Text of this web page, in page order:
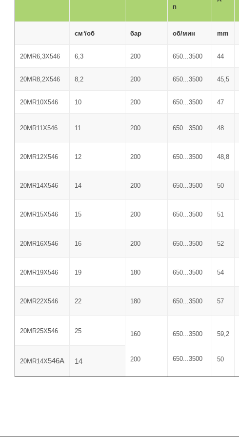
n
см³/об бар об/мин mm
20MR6,3X546 6,3 200 650...3500 44
20MR8,2X546 8,2 200 650...3500 45,5
20MR10X546 10 200 650...3500 47
20MR11X546 11 200 650...3500 48
20MR12X546 12 200 650...3500 48,8
20MR14X546 14 200 650...3500 50
20MR15X546 15 200 650...3500 51
20MR16X546 16 200 650...3500 52
20MR19X546 19 180 650...3500 54
20MR22X546 22 180 650...3500 57
20MR25X546 25 160
200
650...3500
650...3500
59,2
50
20MR14X546A 14